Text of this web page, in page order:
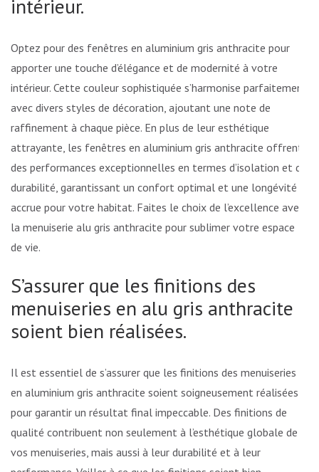
intérieur.
Optez pour des fenêtres en aluminium gris anthracite pour
apporter une touche d’élégance et de modernité à votre
intérieur. Cette couleur sophistiquée s’harmonise parfaitement
avec divers styles de décoration, ajoutant une note de
raffinement à chaque pièce. En plus de leur esthétique
attrayante, les fenêtres en aluminium gris anthracite offrent
des performances exceptionnelles en termes d’isolation et de
durabilité, garantissant un confort optimal et une longévité
accrue pour votre habitat. Faites le choix de l’excellence avec
la menuiserie alu gris anthracite pour sublimer votre espace
de vie.
S’assurer que les finitions des
menuiseries en alu gris anthracite
soient bien réalisées.
Il est essentiel de s’assurer que les finitions des menuiseries
en aluminium gris anthracite soient soigneusement réalisées
pour garantir un résultat final impeccable. Des finitions de
qualité contribuent non seulement à l’esthétique globale de
vos menuiseries, mais aussi à leur durabilité et à leur